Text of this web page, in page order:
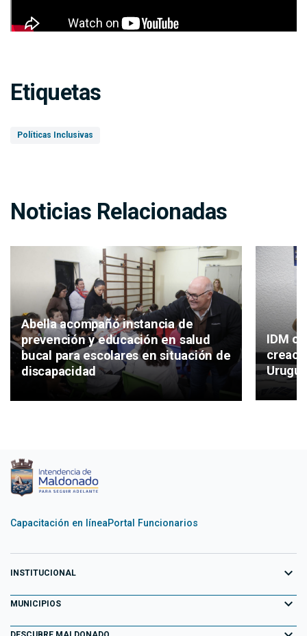
Etiquetas
Políticas Inclusivas
Noticias Relacionadas
Abella acompañó instancia de
prevención y educación en salud
bucal para escolares en situación de
discapacidad
IDM
Capacitación en líneaPortal Funcionarios
INSTITUCIONAL expand_more
Equipo de Gobierno
Primeros 100 días
MUNICIPIOS expand_more
Aiguá